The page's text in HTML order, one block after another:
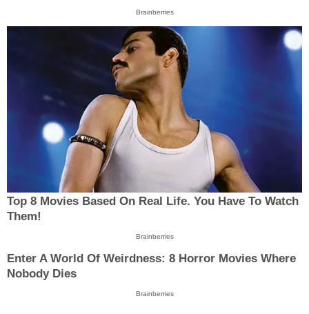
Brainberries
Top 8 Movies Based On Real Life. You Have To Watch
Them!
Brainberries
Enter A World Of Weirdness: 8 Horror Movies Where
Nobody Dies
Brainberries